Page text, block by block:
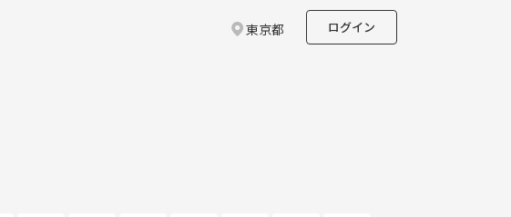
東京都 ログイン